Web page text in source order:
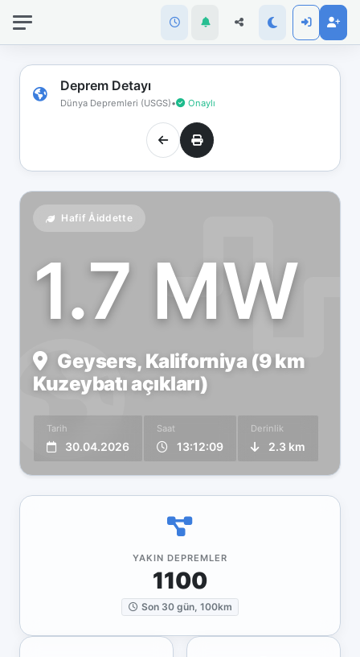
Deprem Detayı
Dünya Depremleri (USGS)• Onaylı
Hafif Åiddette
1.7 MW
Geysers, Kaliforniya (9 km
Kuzeybatı açıkları)
Tarih
30.04.2026
Saat
13:12:09
Derinlik
2.3 km
YAKIN DEPREMLER
1100
Son 30 gün, 100km
bağlantınız
koptu!
Çevrimdışı
moddasınız.